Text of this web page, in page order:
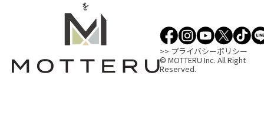
を
>> プライバシーポリシー
© MOTTERU Inc. All Right
Reserved.